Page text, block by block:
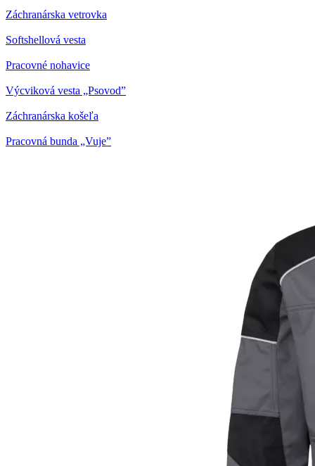
Záchranárska vetrovka
Softshellová vesta
Pracovné nohavice
Výcviková vesta „Psovod”
Záchranárska košeľa
Pracovná bunda „Vuje”